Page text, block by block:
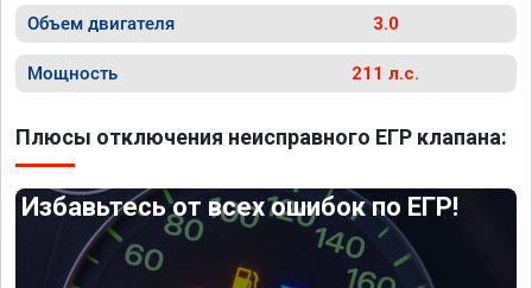
Объем двигателя 3.0
Мощность 211 л.с.
Плюсы отключения неисправного ЕГР клапана:
Избавьтесь от всех ошибок по ЕГР!